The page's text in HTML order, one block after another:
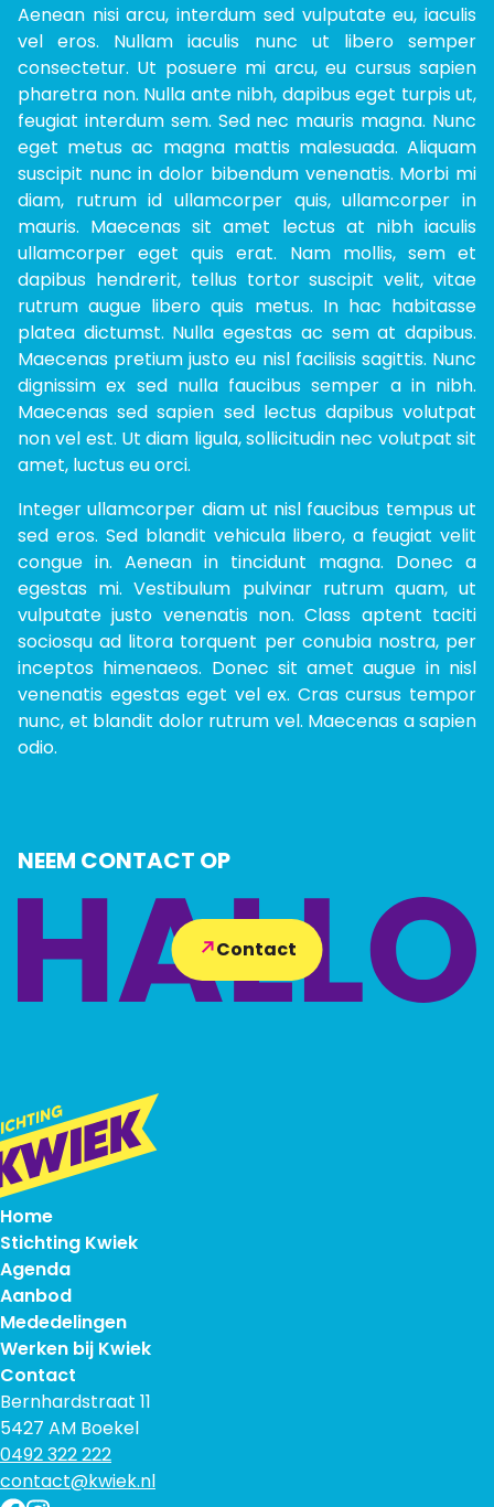
Aenean nisi arcu, interdum sed vulputate eu, iaculis
vel eros. Nullam iaculis nunc ut libero semper
consectetur. Ut posuere mi arcu, eu cursus sapien
pharetra non. Nulla ante nibh, dapibus eget turpis ut,
feugiat interdum sem. Sed nec mauris magna. Nunc
eget metus ac magna mattis malesuada. Aliquam
suscipit nunc in dolor bibendum venenatis. Morbi mi
diam, rutrum id ullamcorper quis, ullamcorper in
mauris. Maecenas sit amet lectus at nibh iaculis
ullamcorper eget quis erat. Nam mollis, sem et
dapibus hendrerit, tellus tortor suscipit velit, vitae
rutrum augue libero quis metus. In hac habitasse
platea dictumst. Nulla egestas ac sem at dapibus.
Maecenas pretium justo eu nisl facilisis sagittis. Nunc
dignissim ex sed nulla faucibus semper a in nibh.
Maecenas sed sapien sed lectus dapibus volutpat
non vel est. Ut diam ligula, sollicitudin nec volutpat sit
amet, luctus eu orci.
Integer ullamcorper diam ut nisl faucibus tempus ut
sed eros. Sed blandit vehicula libero, a feugiat velit
congue in. Aenean in tincidunt magna. Donec a
egestas mi. Vestibulum pulvinar rutrum quam, ut
vulputate justo venenatis non. Class aptent taciti
sociosqu ad litora torquent per conubia nostra, per
inceptos himenaeos. Donec sit amet augue in nisl
venenatis egestas eget vel ex. Cras cursus tempor
nunc, et blandit dolor rutrum vel. Maecenas a sapien
odio.
NEEM CONTACT OP
Contact
Home
Stichting Kwiek
Agenda
Aanbod
Mededelingen
Werken bij Kwiek
Contact
Bernhardstraat 11
5427 AM Boekel
0492 322 222
contact@kwiek.nl